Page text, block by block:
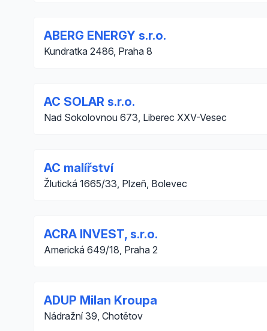
ABERG ENERGY s.r.o.
Kundratka 2486, Praha 8
AC SOLAR s.r.o.
Nad Sokolovnou 673, Liberec XXV-Vesec
AC malířství
Žlutická 1665/33, Plzeň, Bolevec
ACRA INVEST, s.r.o.
Americká 649/18, Praha 2
ADUP Milan Kroupa
Nádražní 39, Chotětov